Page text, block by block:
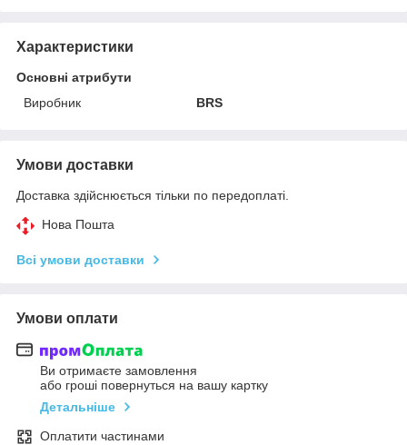
Характеристики
Основні атрибути
Виробник
BRS
Умови доставки
Доставка здійснюється тільки по передоплаті.
Нова Пошта
Всі умови доставки
Умови оплати
Ви отримаєте замовлення
або гроші повернуться на вашу картку
Детальніше
Оплатити частинами